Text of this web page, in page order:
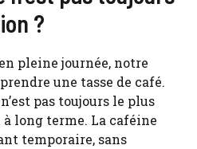
?
pleine journée, notre
une tasse de café.
pas toujours le plus
long terme. La caféine
temporaire, sans